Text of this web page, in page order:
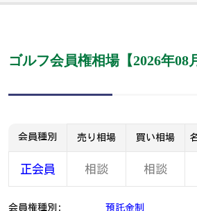
ゴルフ会員権相場【2026年08
会員種別 売り相場 買い相場
正会員 相談 相談
会員権種別: 預託金制